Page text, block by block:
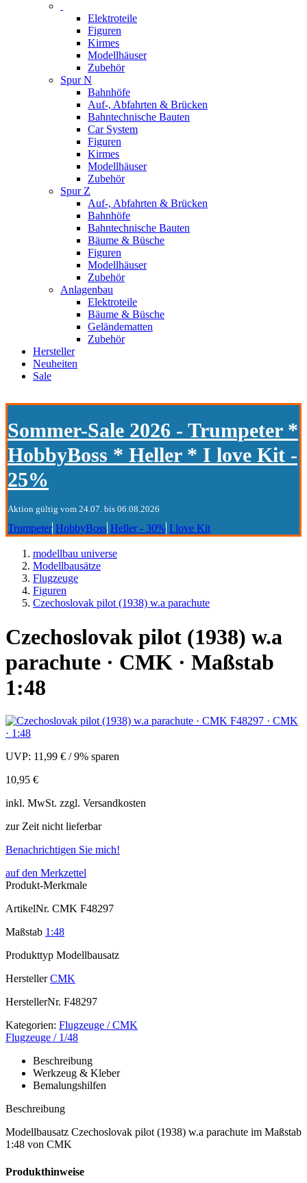
Elektroteile
Figuren
Kirmes
Modellhäuser
Zubehör
Spur N
Bahnhöfe
Auf-, Abfahrten & Brücken
Bahntechnische Bauten
Car System
Figuren
Kirmes
Modellhäuser
Zubehör
Spur Z
Auf-, Abfahrten & Brücken
Bahnhöfe
Bahntechnische Bauten
Bäume & Büsche
Figuren
Modellhäuser
Zubehör
Anlagenbau
Elektroteile
Bäume & Büsche
Geländematten
Zubehör
Hersteller
Neuheiten
Sale
Sommer-Sale 2026 - Trumpeter *
HobbyBoss * Heller * I love Kit -
25%
Aktion gültig vom 24.07. bis 06.08.2026
Trumpeter HobbyBoss Heller - 30% I love Kit
modellbau universe
Modellbausätze
Flugzeuge
Figuren
Czechoslovak pilot (1938) w.a parachute
Czechoslovak pilot (1938) w.a
parachute · CMK · Maßstab
1:48
UVP: 11,99 € /9% sparen
10,95 €
inkl. MwSt. zzgl. Versandkosten
zur Zeit nicht lieferbar
Benachrichtigen Sie mich!
auf den Merkzettel
Produkt-Merkmale
ArtikelNr. CMK F48297
Maßstab 1:48
Produkttyp Modellbausatz
Hersteller CMK
HerstellerNr. F48297
Kategorien: Flugzeuge / CMK
Flugzeuge / 1/48
Beschreibung
Werkzeug & Kleber
Bemalungshilfen
Beschreibung
Modellbausatz Czechoslovak pilot (1938) w.a parachute im Maßstab
1:48 von CMK
Produkthinweise